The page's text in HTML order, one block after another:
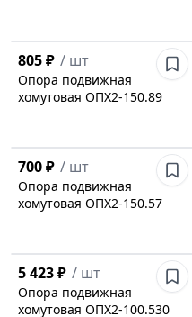
805 ₽ / шт
Опора подвижная
хомутовая ОПХ2-150.89
700 ₽ / шт
Опора подвижная
хомутовая ОПХ2-150.57
5 423 ₽ / шт
Опора подвижная
хомутовая ОПХ2-100.530